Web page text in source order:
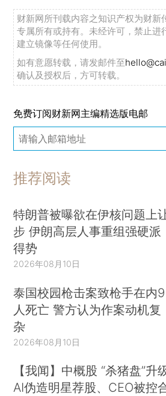
财新网所刊载内容之知识产权为财新
专属所有或持有。未经许可，禁止进
建立镜像等任何使用。
如有意愿转载，请发邮件至
确认及授权后，方可转载。
免费订阅财新网主编精选版电邮
推荐阅读
特朗普被曝欲在伊核问题上
步 伊朗高层人事重组强硬派
得势
2026年08月10日
泰国校园枪击案致枪手在内9
人死亡 警方认为作案动机复
杂
2026年08月10日
【我闻】中概股 “杀猪盘”升
AI伪造明星荐股、CEO被控